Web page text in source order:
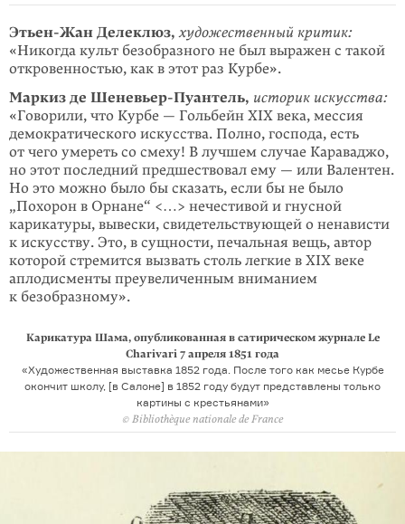
Этьен-Жан Делеклюз, художественный критик:
«Никогда культ безобразного не был выражен с такой
откровенностью, как в этот раз Курбе».
Маркиз де Шеневьер-Пуантель, историк искусства:
«Говорили, что Курбе — Гольбейн XIX века, мессия
демократического искусства. Полно, господа, есть
от чего умереть со смеху! В лучшем случае Караваджо,
но этот последний предшествовал ему — или Валентен.
Но это можно было бы сказать, если бы не было
„Похорон в Орнане“ <…> нечестивой и гнусной
карикатуры, вывески, свидетельствующей о ненависти
к искусству. Это, в сущности, печальная вещь, автор
которой стремится вызвать столь легкие в XIX веке
аплодисменты преувеличенным вниманием
к безобразному».
Карикатура Шама, опубликованная в сатирическом журнале Le
Charivari 7 апреля 1851 года
«Художественная выставка 1852 года. После того как месье Курбе
окончит школу, [в Салоне] в 1852 году будут представлены только
картины с крестьянами»
© Bibliothèque nationale de France